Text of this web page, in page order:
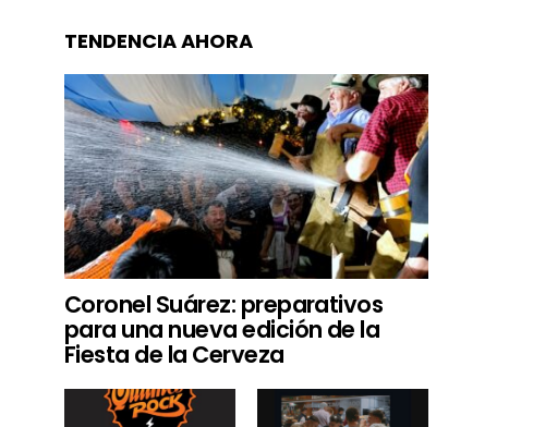
TENDENCIA AHORA
Coronel Suárez: preparativos
para una nueva edición de la
Fiesta de la Cerveza